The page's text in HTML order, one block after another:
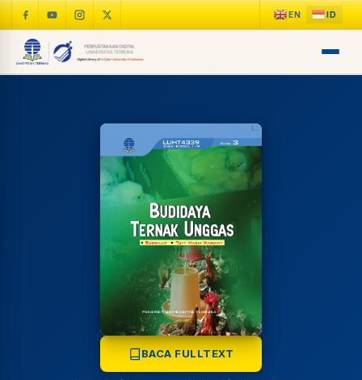
BACA FULLTEXT
NARA
LIBRARY NAVIGASI AKSES
REFERENSI AKADEMIK
Online
PUSTAKAWAN DIGITAL UT · LAYANAN INFORMASI